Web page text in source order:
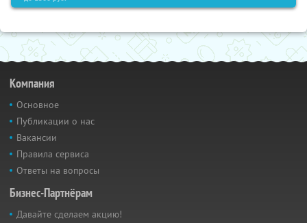
Компания
Основное
Публикации о нас
Вакансии
Правила сервиса
Ответы на вопросы
Бизнес-Партнёрам
Давайте сделаем акцию!